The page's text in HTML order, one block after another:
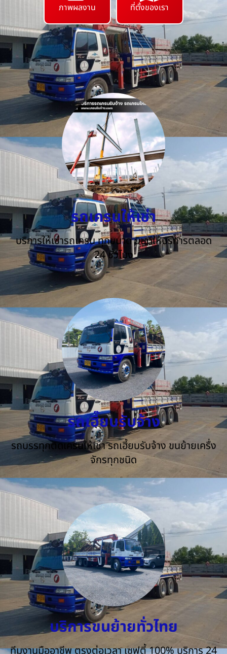
ภาพผลงาน ที่ตั้งของเรา
รถเครนให้เช่า
บริการให้เช่ารถเครน ทุกขนาด ยินดีให้บริการตลอด
24 ชั่วโมง
รถเฮี๊ยบรับจ้าง
รถบรรทุกติดเครนให้เช่า รถเฮี้ยบรับจ้าง ขนย้ายเครื่ง
จักรทุกชนิด
บริการขนย้ายทั่วไทย
ทีมงานมืออาชีพ ตรงต่อเวลา เซฟตี้ 100% บริการ 24